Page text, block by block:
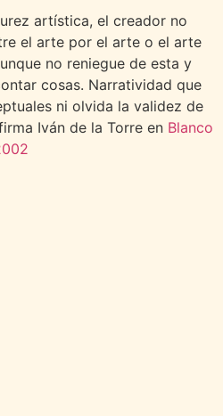
artística, el creador no
el arte por el arte o el arte
no reniegue de esta y
cosas. Narratividad que
ni olvida la validez de
Iván de la Torre en Blanco